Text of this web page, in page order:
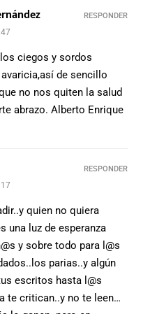
ciegos y sordos
de sencillo
no nos quiten la salud
abrazo. Alberto Enrique
RESPONDER
quien no quiera
una luz de esperanza
y sobre todo para l@s
parias..y algún
escritos hasta l@s
te critican..y no te leen…
RESPONDER